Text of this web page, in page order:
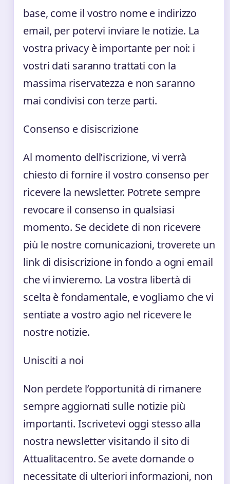
base, come il vostro nome e indirizzo
email, per potervi inviare le notizie. La
vostra privacy è importante per noi: i
vostri dati saranno trattati con la
massima riservatezza e non saranno
mai condivisi con terze parti.
Consenso e disiscrizione
Al momento dell’iscrizione, vi verrà
chiesto di fornire il vostro consenso per
ricevere la newsletter. Potrete sempre
revocare il consenso in qualsiasi
momento. Se decidete di non ricevere
più le nostre comunicazioni, troverete un
link di disiscrizione in fondo a ogni email
che vi invieremo. La vostra libertà di
scelta è fondamentale, e vogliamo che vi
sentiate a vostro agio nel ricevere le
nostre notizie.
Unisciti a noi
Non perdete l’opportunità di rimanere
sempre aggiornati sulle notizie più
importanti. Iscrivetevi oggi stesso alla
nostra newsletter visitando il sito di
Attualitacentro. Se avete domande o
necessitate di ulteriori informazioni, non